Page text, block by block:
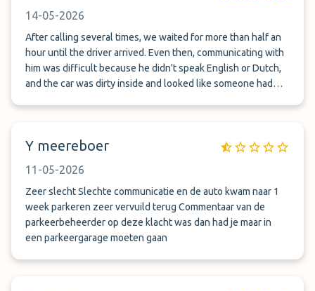
14-05-2026
After calling several times, we waited for more than half an
hour until the driver arrived. Even then, communicating with
him was difficult because he didn't speak English or Dutch,
and the car was dirty inside and looked like someone had
Y meereboer
11-05-2026
Zeer slecht Slechte communicatie en de auto kwam naar 1
week parkeren zeer vervuild terug Commentaar van de
parkeerbeheerder op deze klacht was dan had je maar in
een parkeergarage moeten gaan